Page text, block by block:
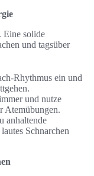
Eine solide
und tagsüber
Rhythmus ein und
und nutze
Atemübungen.
anhaltende
Schnarchen